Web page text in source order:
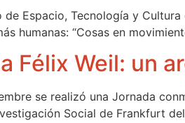
de Espacio, Tecnología y
humanas: “Cosas en
Félix Weil: un
se realizó una Jornada
Social de Frankfurt